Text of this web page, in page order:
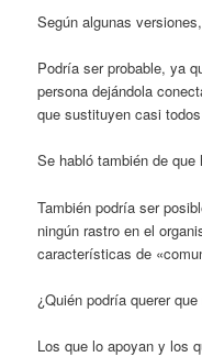
Según algunas
Podría ser probable, ya
persona dejándola
que sustituyen casi
Se habló también de
También podría ser
ningún rastro en el
características de
¿Quién podría querer
Los que lo apoyan y los